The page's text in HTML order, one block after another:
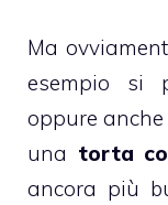
Ma
esempio si
oppure anche
una torta
ancora più